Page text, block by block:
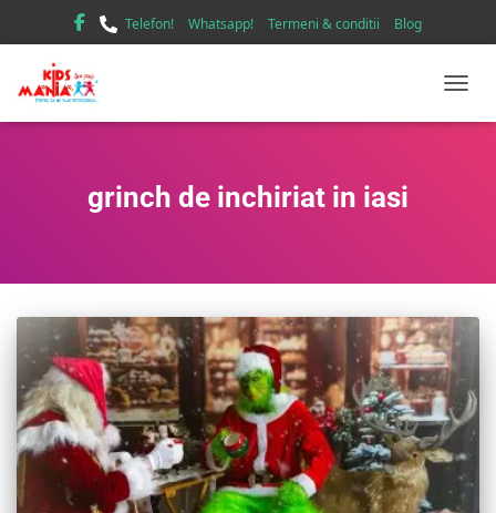
Telefon! Whatsapp! Termeni & conditii Blog
grinch de inchiriat in iasi